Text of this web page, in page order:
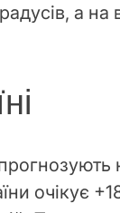
а
очікує